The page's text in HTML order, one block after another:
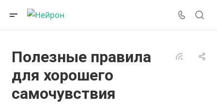
Полезные правила
для хорошего
самочувствия